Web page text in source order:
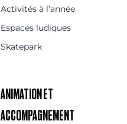
Activités à l’année
Espaces ludiques
Skatepark
ANIMATION ET
ACCOMPAGNEMENT